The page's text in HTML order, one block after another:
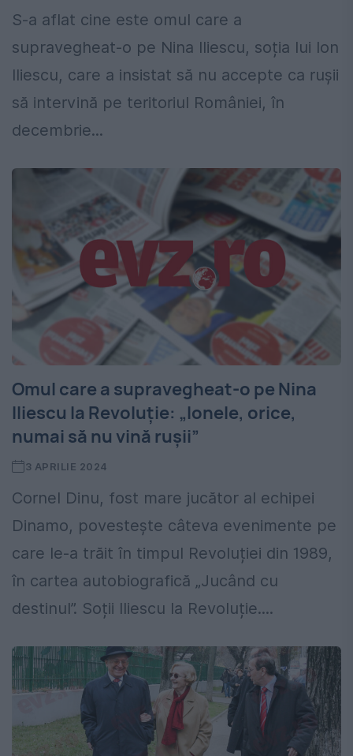
S-a aflat cine este omul care a
supravegheat-o pe Nina Iliescu, soția lui Ion
Iliescu, care a insistat să nu accepte ca rușii
să intervină pe teritoriul României, în
decembrie...
Omul care a supravegheat-o pe Nina
Iliescu la Revoluție: „Ionele, orice,
numai să nu vină rușii”
3 APRILIE 2024
Cornel Dinu, fost mare jucător al echipei
Dinamo, povestește câteva evenimente pe
care le-a trăit în timpul Revoluției din 1989,
în cartea autobiografică „Jucând cu
destinul”. Soții Iliescu la Revoluție....